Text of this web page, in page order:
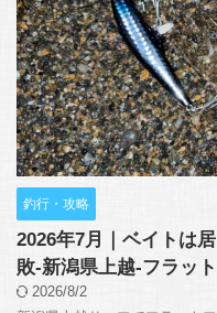
釣行・攻略
2026年7月｜ベイトは
敗-新潟県上越-フラッ
2026/8/2